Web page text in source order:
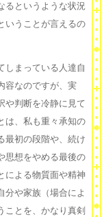
るというような状況
いうことが言えるの
まっている人達自
容なのですが、実
や判断を冷静に見て
は、私も重々承知の
最初の段階や、続け
思想をやめる最後の
による物質面や精神
分や家族（場合によ
ことを、かなり真剣